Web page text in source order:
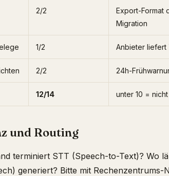
2/2
Export-Format
Migration
1/2 Anbieter liefert
2/2 24h-
12/14 unter 10 =
und Routing
terminiert STT (Speech-to-Text)? Wo
generiert? Bitte mit Rechenzentrums-